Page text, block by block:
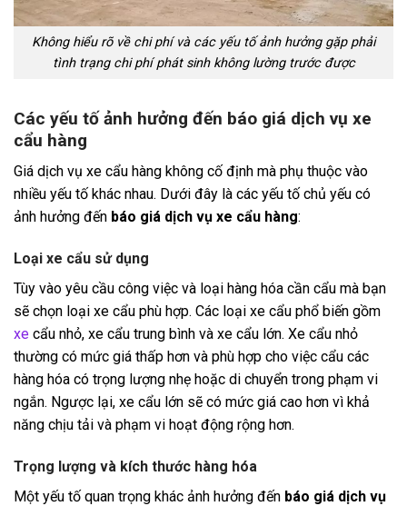
Không hiểu rõ về chi phí và các yếu tố ảnh hưởng gặp phải
tình trạng chi phí phát sinh không lường trước được
Các yếu tố ảnh hưởng đến báo giá dịch vụ xe
cẩu hàng
Giá dịch vụ xe cẩu hàng không cố định mà phụ thuộc vào
nhiều yếu tố khác nhau. Dưới đây là các yếu tố chủ yếu có
ảnh hưởng đến báo giá dịch vụ xe cẩu hàng:
Loại xe cẩu sử dụng
Tùy vào yêu cầu công việc và loại hàng hóa cần cẩu mà bạn
sẽ chọn loại xe cẩu phù hợp. Các loại xe cẩu phổ biến gồm
xe cẩu nhỏ, xe cẩu trung bình và xe cẩu lớn. Xe cẩu nhỏ
thường có mức giá thấp hơn và phù hợp cho việc cẩu các
hàng hóa có trọng lượng nhẹ hoặc di chuyển trong phạm vi
ngắn. Ngược lại, xe cẩu lớn sẽ có mức giá cao hơn vì khả
năng chịu tải và phạm vi hoạt động rộng hơn.
Trọng lượng và kích thước hàng hóa
Một yếu tố quan trọng khác ảnh hưởng đến báo giá dịch vụ